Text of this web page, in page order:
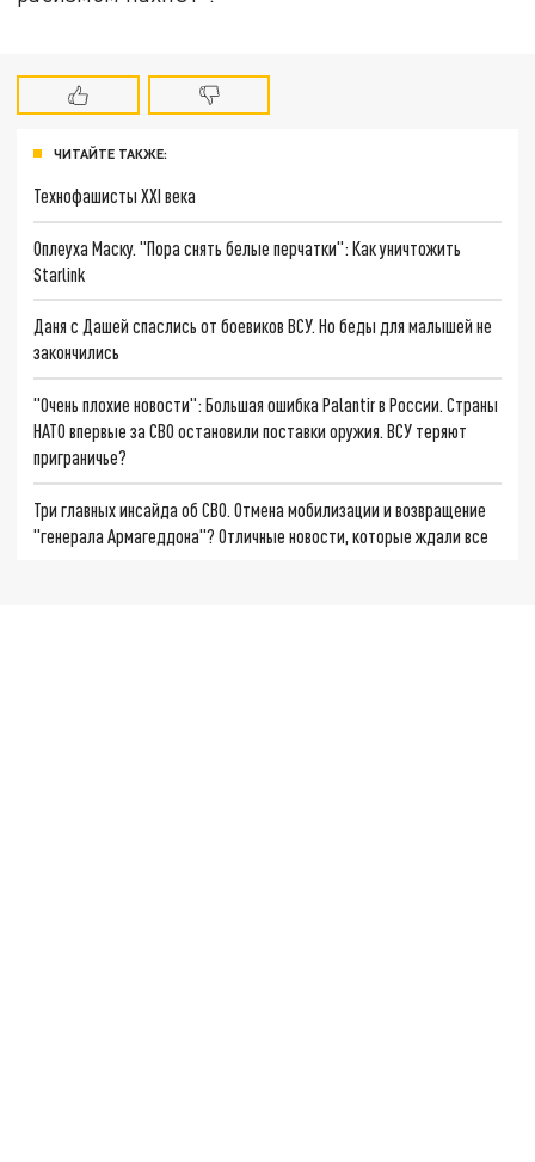
ЧИТАЙТЕ ТАКЖЕ:
Технофашисты XXI века
Оплеуха Маску. "Пора снять белые перчатки": Как уничтожить
Starlink
Даня с Дашей спаслись от боевиков ВСУ. Но беды для малышей не
закончились
"Очень плохие новости": Большая ошибка Palantir в России. Страны
НАТО впервые за СВО остановили поставки оружия. ВСУ теряют
приграничье?
Три главных инсайда об СВО. Отмена мобилизации и возвращение
"генерала Армагеддона"? Отличные новости, которые ждали все